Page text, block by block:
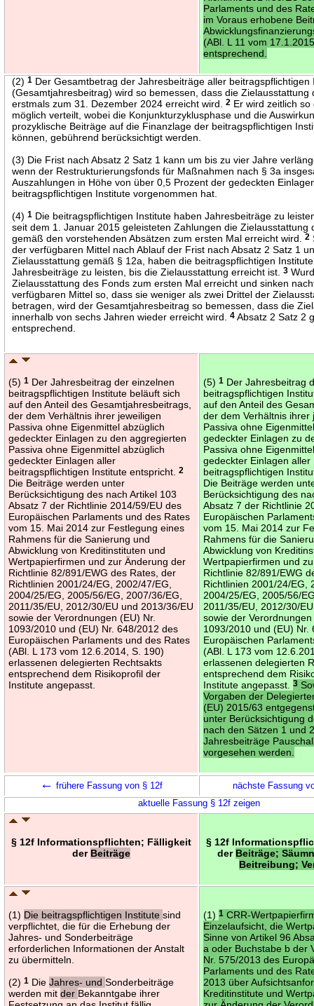
Parlaments und des
im Voraus erhobene
(ABl. L 11 vom
entsprechend.
(2)1 Der Gesamtbetrag der Jahresbeiträge aller beitragspflichtigen
(Gesamtjahresbeitrag) wird so bemessen, dass die Zielausstattung
erstmals zum 31. Dezember 2024 erreicht wird.2 Er wird zeitlich
möglich verteilt, wobei die Konjunkturzyklusphase und die
prozyklische Beiträge auf die Finanzlage der beitragspflichtigen
können, gebührend berücksichtigt werden.
(3) Die Frist nach Absatz 2 Satz 1 kann um bis zu vier Jahre
wenn der Restrukturierungsfonds für Maßnahmen nach § 3a
Auszahlungen in Höhe von über 0,5 Prozent der gedeckten
beitragspflichtigen Institute vorgenommen hat.
(4)1 Die beitragspflichtigen Institute haben Jahresbeiträge zu
seit dem 1. Januar 2015 geleisteten Zahlungen die Zielausstattung
gemäß den vorstehenden Absätzen zum ersten Mal erreicht wird.2
der verfügbaren Mittel nach Ablauf der Frist nach Absatz 2 Satz 1
Zielausstattung gemäß § 12a, haben die beitragspflichtigen
Jahresbeiträge zu leisten, bis die Zielausstattung erreicht ist.3
Zielausstattung des Fonds zum ersten Mal erreicht und sinken
verfügbaren Mittel so, dass sie weniger als zwei Drittel der
betragen, wird der Gesamtjahresbeitrag so bemessen, dass die
innerhalb von sechs Jahren wieder erreicht wird.4 Absatz 2 Satz 2
entsprechend.
(5)1 Der Jahresbeitrag der einzelnen
beitragspflichtigen Institute beläuft sich
auf den Anteil des Gesamtjahresbeitrags,
der dem Verhältnis ihrer jeweiligen
Passiva ohne Eigenmittel abzüglich
gedeckter Einlagen zu den aggregierten
Passiva ohne Eigenmittel abzüglich
gedeckter Einlagen aller
beitragspflichtigen Institute entspricht.2
Die Beiträge werden unter
Berücksichtigung des nach Artikel 103
Absatz 7 der Richtlinie 2014/59/EU des
Europäischen Parlaments und des Rates
vom 15. Mai 2014 zur Festlegung eines
Rahmens für die Sanierung und
Abwicklung von Kreditinstituten und
Wertpapierfirmen und zur Änderung der
Richtlinie 82/891/EWG des Rates, der
Richtlinien 2001/24/EG, 2002/47/EG,
2004/25/EG, 2005/56/EG, 2007/36/EG,
2011/35/EU, 2012/30/EU und 2013/36/EU
sowie der Verordnungen (EU) Nr.
1093/2010 und (EU) Nr. 648/2012 des
Europäischen Parlaments und des Rates
(ABl. L 173 vom 12.6.2014, S. 190)
erlassenen delegierten Rechtsakts
entsprechend dem Risikoprofil der
Institute angepasst.
(5)1 Der Jahresbeitrag
beitragspflichtigen
auf den Anteil des
der dem Verhältnis ihrer
Passiva ohne
gedeckter Einlagen zu
Passiva ohne
gedeckter Einlagen aller
beitragspflichtigen
Die Beiträge werden
Berücksichtigung des
Absatz 7 der Richtlinie
Europäischen
vom 15. Mai 2014 zur
Rahmens für die
Abwicklung von
Wertpapierfirmen und
Richtlinie 82/891/EWG
Richtlinien 2001/24/EG,
2004/25/EG, 2005/56/
2011/35/EU, 2012/30/
sowie der
1093/2010 und (EU) Nr.
Europäischen
(ABl. L 173 vom
erlassenen delegierten
entsprechend dem
Institute angepasst.3
Vorgaben der
(EU) 2015/63
unter Berücksichtigung
nach den Sätzen 1 und
Jahresbeiträge
vorgesehen werden.
← frühere Fassung von § 12f
nächste Fassung
aktuelle Fassung § 12f zeigen
§ 12f Informationspflichten; Fälligkeit
der Beiträge
§ 12f
der Beiträge;
Beitreibung;
(1) Die beitragspflichtigen Institutesind
verpflichtet, die für die Erhebung der
Jahres- und Sonderbeiträge
erforderlichen Informationen der Anstalt
zu übermitteln.
(2)1 DieJahres- undSonderbeiträge
werden mitder Bekanntgabe ihrer
(1)1 CRR-
Einzelaufsicht, die
Sinne von Artikel 96
a oder Buchstabe b der
Nr. 575/2013 des
Parlaments und des
2013 über
Kreditinstitute und